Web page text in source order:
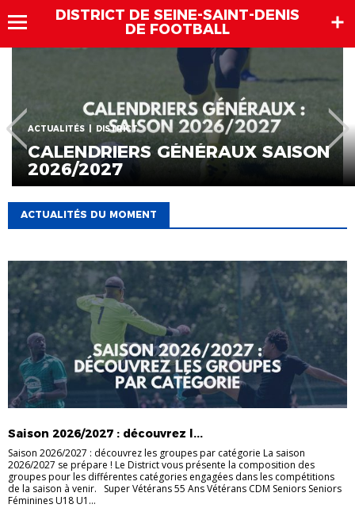
DISTRICT DE SEINE-SAINT-DENIS
DE FOOTBALL
ACTUALITÉS
FERMETURE ESTIVALE DU DISTRICT
ACTUALITÉS DU MOMENT
Saison 2026/2027 : découvrez l...
Saison 2026/2027 : découvrez les groupes par catégorie La saison
2026/2027 se prépare ! Le District vous présente la composition des
groupes pour les différentes catégories engagées dans les compétitions
de la saison à venir. Super Vétérans 55 Ans Vétérans CDM Seniors Seniors
Féminines U18 U1...